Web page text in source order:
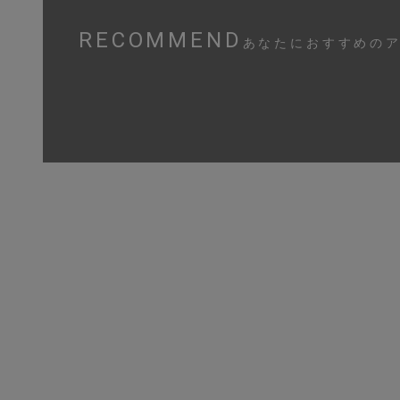
RECOMMEND あなたにおすすめの